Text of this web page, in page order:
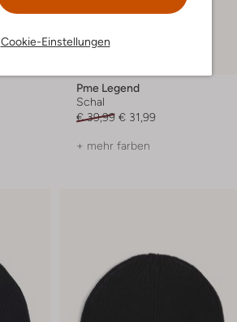
Cookie-Einstellungen
Pme Legend
Schal
€ 39,99 € 31,99
+ mehr farben